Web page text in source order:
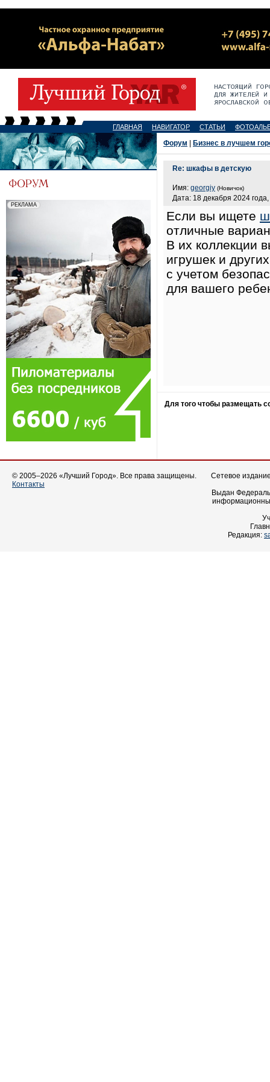
ГЛАВНАЯ НАВИГАТОР СТАТЬИ
Форум Бизнес в лучшем
Re: шкафы в детскую
Имя: georgiy (Новичок)
Дата: 18 декабря 2024
Если вы ищете
отличные
В их коллекции
игрушек и
с учетом
для вашего
Для того чтобы размещать
© 2005–2026 «Лучший Город». Все права защищены.
Контакты
Сетевое
Выдан
Редакция: